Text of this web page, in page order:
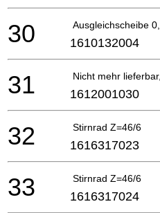
Ausgleichscheibe
30 1610132004
Nicht mehr
31 1612001030
Stirnrad Z=46/6
32 1616317023
Stirnrad Z=46/6
33 1616317024